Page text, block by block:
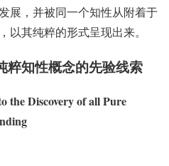
展，并被同一个知性从附着于
以其纯粹的形式呈现出来。
粹知性概念的先验线索
the Discovery of all Pure